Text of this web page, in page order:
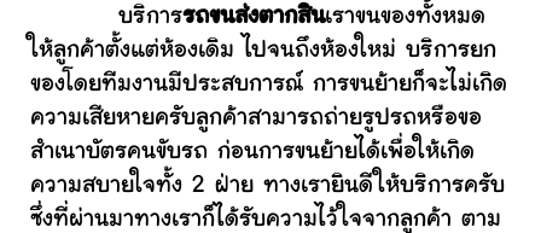
บริการรถขนส่งตากสินเราขนของทั้งหมด
ให้ลูกค้าตั้งแต่ห้องเดิม ไปจนถึงห้องใหม่ บริการยก
ของโดยทีมงานมีประสบการณ์ การขนย้ายก็จะไม่เกิด
ความเสียหายครับลูกค้าสามารถถ่ายรูปรถหรือขอ
สำเนาบัตรคนขับรถ ก่อนการขนย้ายได้เพื่อให้เกิด
ความสบายใจทั้ง 2 ฝ่าย ทางเรายินดีให้บริการครับ
ซึ่งที่ผ่านมาทางเราก็ได้รับความไว้ใจจากลูกค้า ตาม